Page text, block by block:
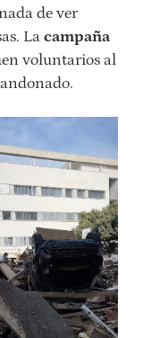
de ver
La campaña
voluntarios al